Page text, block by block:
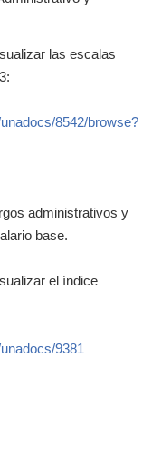
las escalas
8542/browse?
administrativos y
base.
el índice
9381